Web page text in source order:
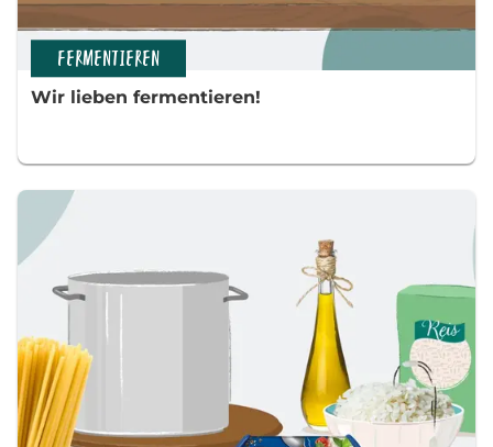
FERMENTIEREN
Wir lieben fermentieren!